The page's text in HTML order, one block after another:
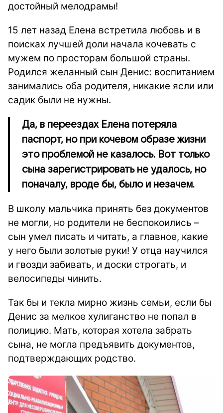
достойный мелодрамы!
15 лет назад Елена встретила любовь и в
поисках лучшей доли начала кочевать с
мужем по просторам большой страны.
Родился желанный сын Денис: воспитанием
занимались оба родителя, никакие ясли или
садик были не нужны.
Да, в переездах Елена потеряла
паспорт, но при кочевом образе жизни
это проблемой не казалось. Вот только
сына зарегистрировать не удалось, но
поначалу, вроде бы, было и незачем.
В школу мальчика принять без документов
не могли, но родители не беспокоились –
сын умел писать и читать, а главное, какие
у него были золотые руки! У отца научился
и гвозди забивать, и доски строгать, и
велосипеды чинить.
Так бы и текла мирно жизнь семьи, если бы
Денис за мелкое хулиганство не попал в
полицию. Мать, которая хотела забрать
сына, не могла предъявить документов,
подтверждающих родство.